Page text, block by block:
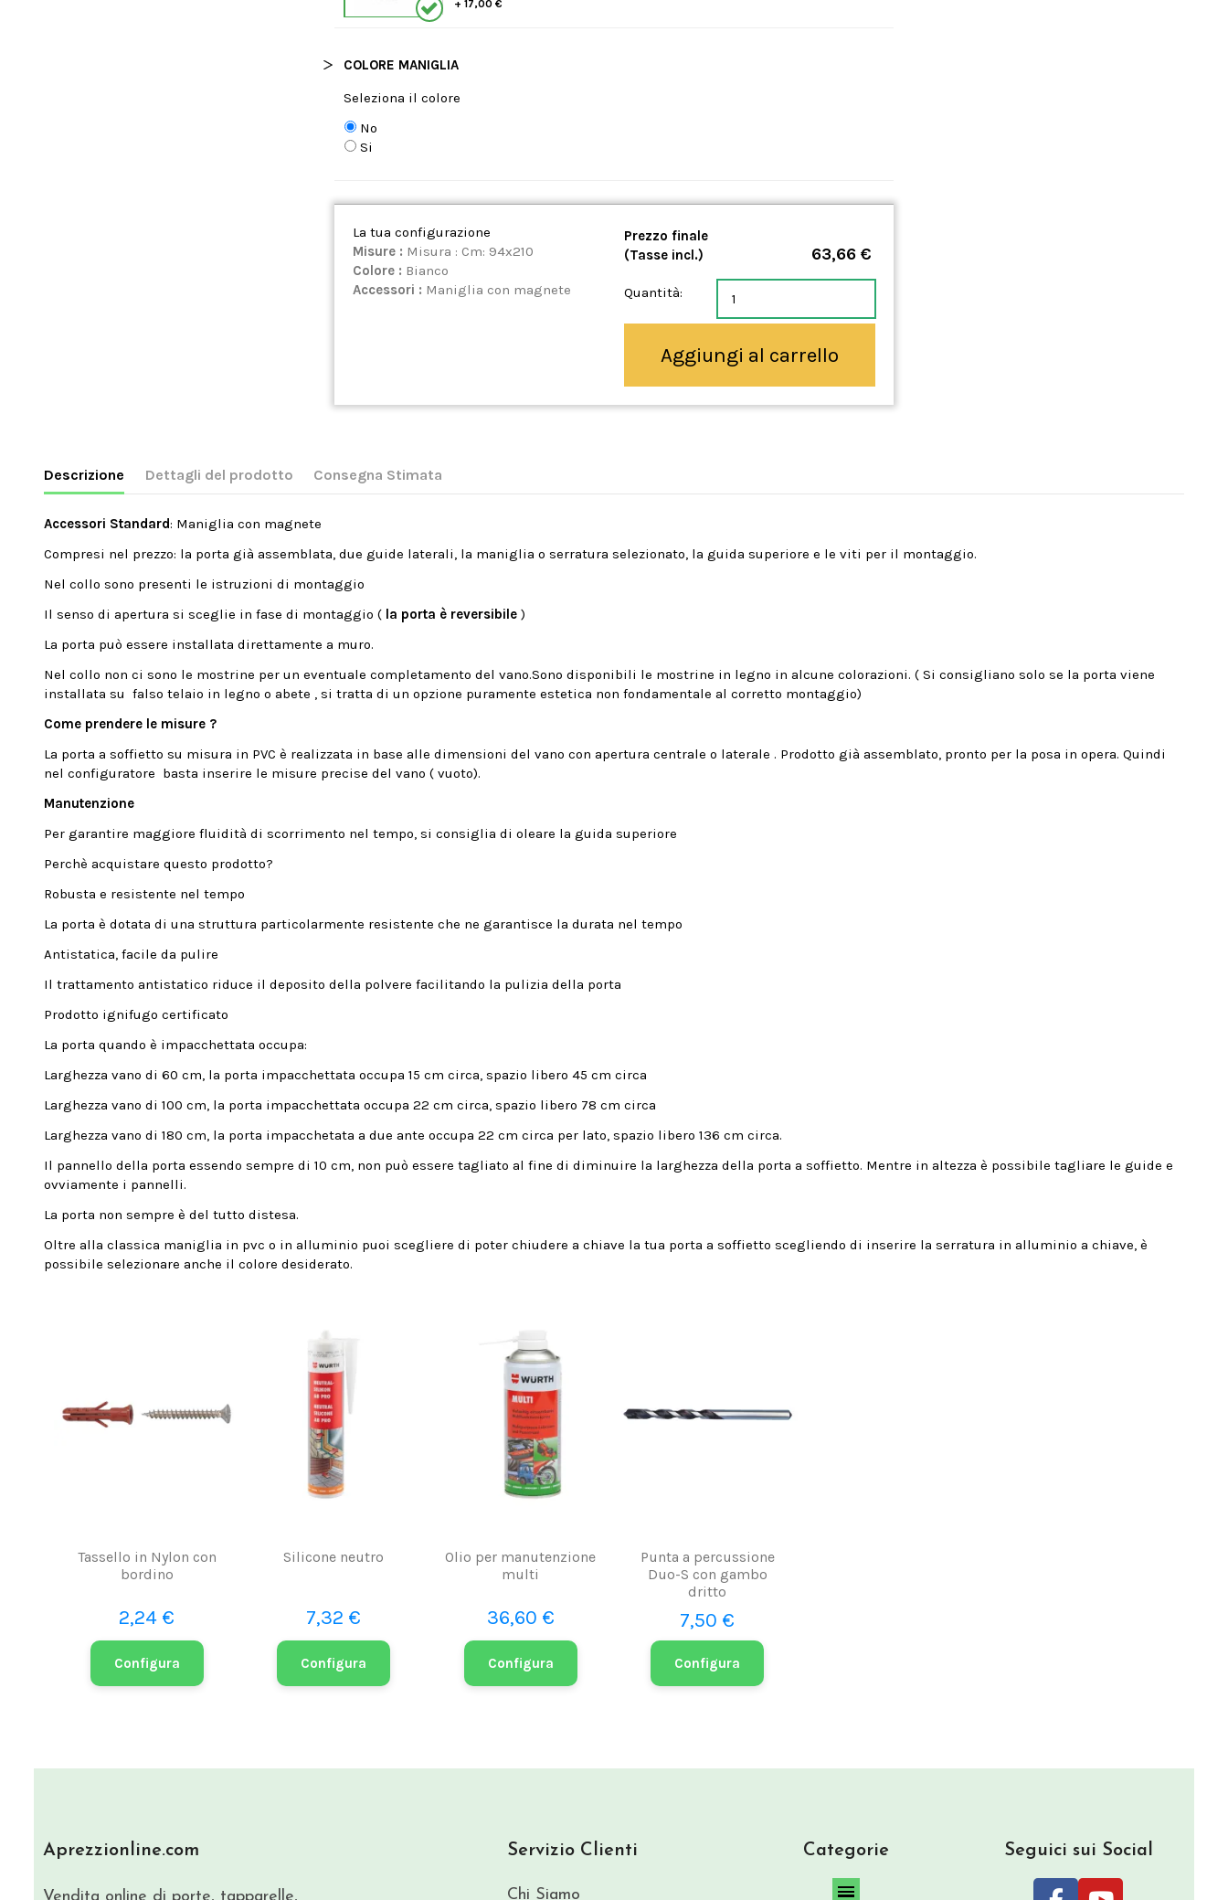
+ 17,00 €
COLORE MANIGLIA
Seleziona il colore
No
Si
La tua configurazione
Misure : Misura : Cm: 94x210
Colore : Bianco
Accessori : Maniglia con magnete
Prezzo finale
(Tasse incl.)
63,66 €
Quantità:
Aggiungi al carrello
Descrizione Dettagli del prodotto Consegna Stimata
Accessori Standard: Maniglia con magnete
Compresi nel prezzo: la porta già assemblata, due guide laterali, la maniglia o serratura selezionato, la guida superiore e le viti per il montaggio.
Nel collo sono presenti le istruzioni di montaggio
Il senso di apertura si sceglie in fase di montaggio ( la porta è reversibile )
La porta può essere installata direttamente a muro.
Nel collo non ci sono le mostrine per un eventuale completamento del vano.Sono disponibili le mostrine in legno in alcune colorazioni. ( Si consigliano solo se la porta viene
installata su falso telaio in legno o abete , si tratta di un opzione puramente estetica non fondamentale al corretto montaggio)
Come prendere le misure ?
La porta a soffietto su misura in PVC è realizzata in base alle dimensioni del vano con apertura centrale o laterale . Prodotto già assemblato, pronto per la posa in opera. Quindi
nel configuratore basta inserire le misure precise del vano ( vuoto).
Manutenzione
Per garantire maggiore fluidità di scorrimento nel tempo, si consiglia di oleare la guida superiore
Perchè acquistare questo prodotto?
Robusta e resistente nel tempo
La porta è dotata di una struttura particolarmente resistente che ne garantisce la durata nel tempo
Antistatica, facile da pulire
Il trattamento antistatico riduce il deposito della polvere facilitando la pulizia della porta
Prodotto ignifugo certificato
La porta quando è impacchettata occupa:
Larghezza vano di 60 cm, la porta impacchettata occupa 15 cm circa, spazio libero 45 cm circa
Larghezza vano di 100 cm, la porta impacchettata occupa 22 cm circa, spazio libero 78 cm circa
Larghezza vano di 180 cm, la porta impacchetata a due ante occupa 22 cm circa per lato, spazio libero 136 cm circa.
Il pannello della porta essendo sempre di 10 cm, non può essere tagliato al fine di diminuire la larghezza della porta a soffietto. Mentre in altezza è possibile tagliare le guide e
ovviamente i pannelli.
La porta non sempre è del tutto distesa.
Oltre alla classica maniglia in pvc o in alluminio puoi scegliere di poter chiudere a chiave la tua porta a soffietto scegliendo di inserire la serratura in alluminio a chiave, è
possibile selezionare anche il colore desiderato.
Tassello in Nylon con
bordino
2,24 €
Configura
Silicone neutro
7,32 €
Configura
Olio per manutenzione
multi
36,60 €
Configura
Punta a percussione
Duo-S con gambo
dritto
7,50 €
Configura
Aprezzionline.com Servizio Clienti
Chi Siamo
Categorie Seguici sui Social